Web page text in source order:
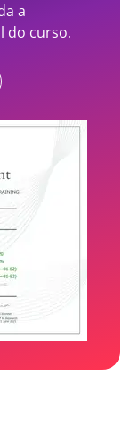
a
do curso.